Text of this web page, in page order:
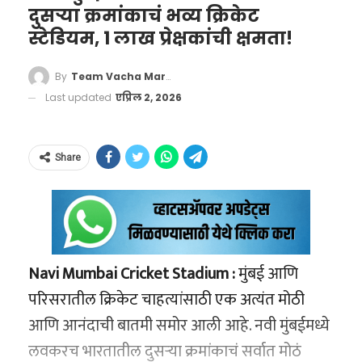
‘वाचा मराठी’चे व्हॉट्सॲप चॅनेल येथे फॉलो करा!
‘वाचा मराठी’चा व्हॉट्सअप ग्रुप जॉईन करण्यासाठी येथे
क्लिक करा
वाचा मराठी’चा व्हॉट्सअप ग्रुप-3 जॉईन करण्यासाठी येथे
क्लिक करा!
‘वाचा मराठी’चा व्हॉट्सअप ग्रुप-2 जॉईन करण्यासाठी येथे
क्लिक करा
लॉटरी पूर्ण झाल्यानंतर काही दिवसांतच अधिकृत
पोर्टलवर निकाल जाहीर होणार आहे:
student.maharashtra.gov.in
निवड झालेल्या विद्यार्थ्यांची यादी ऑनलाइन प्रकाशित
दुसऱ्या क्रमांकाचं भव्य क्रिकेट
स्टेडियम, 1 लाख प्रेक्षकांची क्षमता!
By Team Vacha Marathi
Last updated एप्रिल 2, 2026
Share
Navi Mumbai Cricket Stadium :मुंबई आणि
परिसरातील क्रिकेट चाहत्यांसाठी एक अत्यंत मोठी
आणि आनंदाची बातमी समोर आली आहे. नवी मुंबईमध्ये
लवकरच भारतातील दुसऱ्या क्रमांकाचं सर्वात मोठं